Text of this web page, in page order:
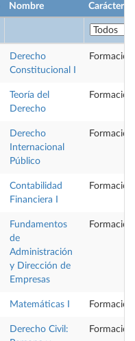
Nombre Carácter
Derecho
Constitucional I
Teoría del
Derecho
Derecho
Internacional
Público
Contabilidad
Financiera I
Fundamentos
de
Administración
y Dirección de
Empresas
Matemáticas I
Derecho Civil: